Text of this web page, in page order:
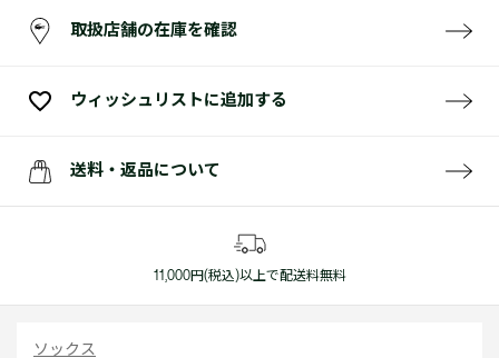
取扱店舗の在庫を確認
ウィッシュリストに追加する
送料・返品について
11,000円(税込)以上で配送料無料
ソックス